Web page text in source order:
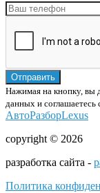
Отправить
Нажимая на кнопку, вы
данных и соглашаетесь
АвтоРазборLexus
copyright © 2026
разработка сайта -
Политика